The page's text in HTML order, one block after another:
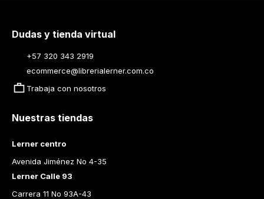
Dudas y tienda virtual
+57 320 343 2919
ecommerce@librerialerner.com.co
Trabaja con nosotros
Nuestras tiendas
Lerner centro
Avenida Jiménez No 4-35
Lerner Calle 93
Carrera 11 No 93A-43